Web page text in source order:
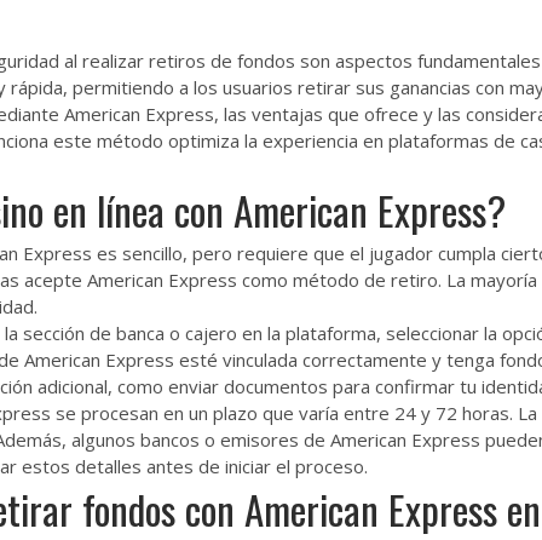
al realizar retiros de fondos son aspectos
permitiendo a los usuarios retirar sus ganancias con
American Express, las ventajas que ofrece y las
este método optimiza la experiencia en plataformas de
en línea con American Express?
Express es sencillo, pero requiere que el jugador cumpla
acepte American Express como método de retiro. La
sección de banca o cajero en la plataforma, seleccionar la
American Express esté vinculada correctamente y tenga
adicional, como enviar documentos para confirmar tu
se procesan en un plazo que varía entre 24 y 72 horas.
algunos bancos o emisores de American Express
estos detalles antes de iniciar el proceso.
fondos con American Express